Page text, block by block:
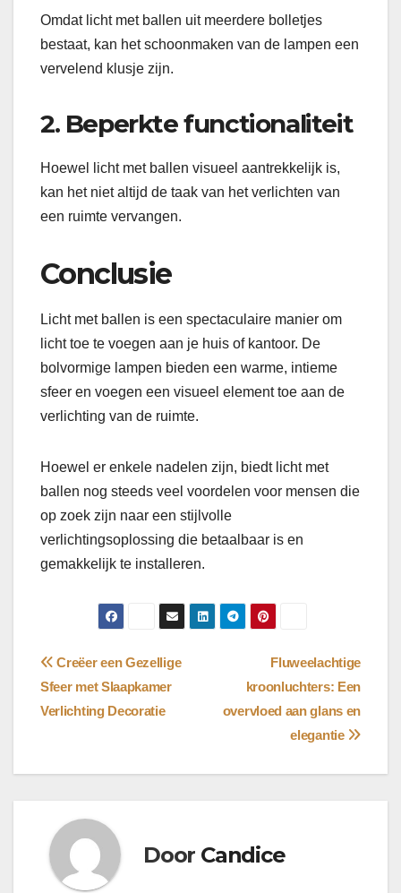
Omdat licht met ballen uit meerdere bolletjes
bestaat, kan het schoonmaken van de lampen een
vervelend klusje zijn.
2. Beperkte functionaliteit
Hoewel licht met ballen visueel aantrekkelijk is,
kan het niet altijd de taak van het verlichten van
een ruimte vervangen.
Conclusie
Licht met ballen is een spectaculaire manier om
licht toe te voegen aan je huis of kantoor. De
bolvormige lampen bieden een warme, intieme
sfeer en voegen een visueel element toe aan de
verlichting van de ruimte.
Hoewel er enkele nadelen zijn, biedt licht met
ballen nog steeds veel voordelen voor mensen die
op zoek zijn naar een stijlvolle
verlichtingsoplossing die betaalbaar is en
gemakkelijk te installeren.
Bericht
navigatie
Fluweelachtige
kroonluchters: Een
overvloed aan glans en
elegantie
Creëer een Gezellige
Sfeer met Slaapkamer
Verlichting Decoratie
Door Candice